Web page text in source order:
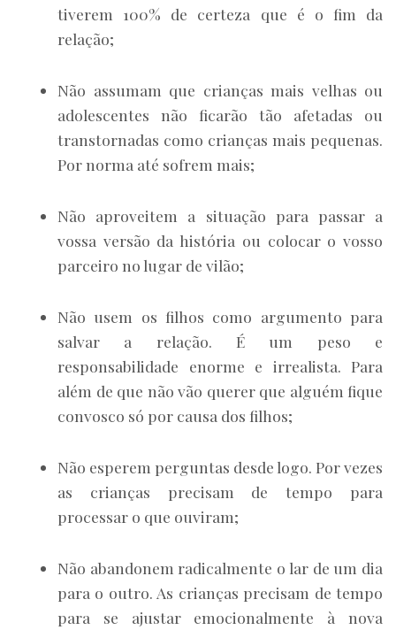
tiverem 100% de certeza que é o fim da
relação;
Não assumam que crianças mais velhas ou
adolescentes não ficarão tão afetadas ou
transtornadas como crianças mais pequenas.
Por norma até sofrem mais;
Não aproveitem a situação para passar a
vossa versão da história ou colocar o vosso
parceiro no lugar de vilão;
Não usem os filhos como argumento para
salvar a relação. É um peso e
responsabilidade enorme e irrealista. Para
além de que não vão querer que alguém fique
convosco só por causa dos filhos;
Não esperem perguntas desde logo. Por vezes
as crianças precisam de tempo para
processar o que ouviram;
Não abandonem radicalmente o lar de um dia
para o outro. As crianças precisam de tempo
para se ajustar emocionalmente à nova